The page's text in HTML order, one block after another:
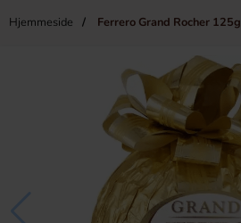
Hjemmeside Ferrero Grand Rocher 125g